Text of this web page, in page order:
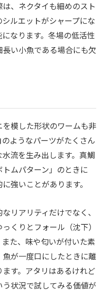
、ネクタイも細めのスト
ルエットがシャープにな
なります。冬場の低活性
い小魚である場合にも欠
模した形状のワームも非
ようなパーツがたくさん
流を生み出します。真鯛
ムパターン」のときに
強いことがあります。
リアリティだけでなく、
くりとフォール（沈下）
た、味や匂いが付いた素
が一度口にしたときに離
す。アタリはあるけれど
状況で試してみる価値が